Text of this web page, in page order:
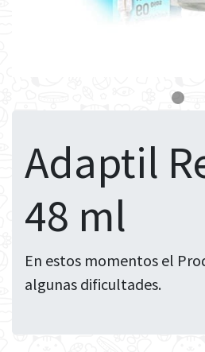
Adaptil
48 ml
En estos momentos el
algunas dificultades.